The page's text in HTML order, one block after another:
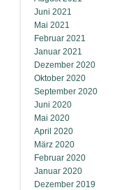
Juni 2021
Mai 2021
Februar 2021
Januar 2021
Dezember 2020
Oktober 2020
September 2020
Juni 2020
Mai 2020
April 2020
März 2020
Februar 2020
Januar 2020
Dezember 2019